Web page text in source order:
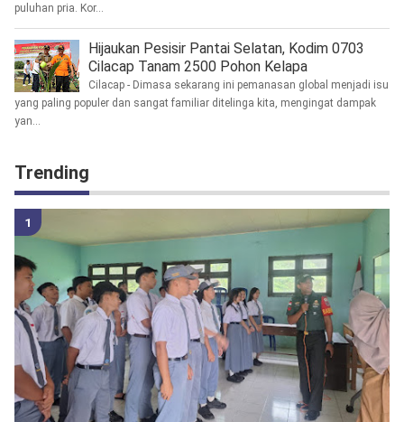
puluhan pria. Kor...
Hijaukan Pesisir Pantai Selatan, Kodim 0703
Cilacap Tanam 2500 Pohon Kelapa
Cilacap - Dimasa sekarang ini pemanasan global menjadi isu
yang paling populer dan sangat familiar ditelinga kita, mengingat dampak
yan...
Trending